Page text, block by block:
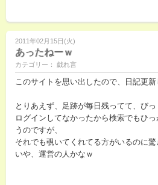
2011年02月15日(火)
あったねーｗ
カテゴリー： 戯れ言
このサイトを思い出したので、日記更新
とりあえず、足跡が毎日残ってて、びっ
ログインしてなかったから検索でもひ
うのですが、
それでも覗いてくれてる方がいるのに驚
いや、運営の人かなｗ